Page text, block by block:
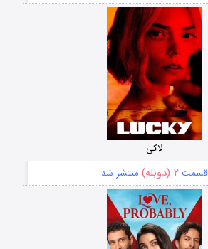
لاکی
قسمت ۲ (دوبله) منتشر شد